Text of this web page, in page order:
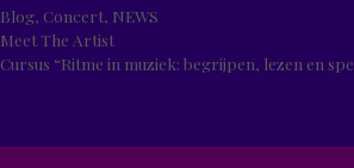
Blog, Concert, NEWS
Meet The Artist
Cursus “Ritme in muziek: begrijpen, lezen en